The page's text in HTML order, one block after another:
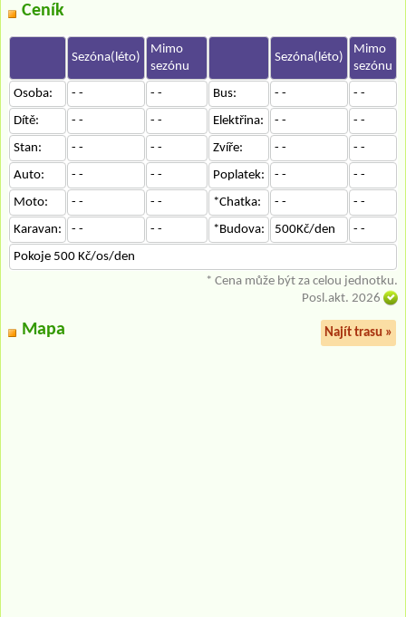
Ceník
Sezóna(léto)
Mimo
sezónu
Sezóna(léto)
Mimo
sezónu
Osoba:
- - - - Bus: - -
- -
Dítě:
- - - - Elektřina: - -
- -
Stan:
- - - - Zvíře: - -
- -
Auto:
- - - - Poplatek: - -
- -
Moto:
- - - - *Chatka: - -
- -
Karavan:
- - - - *Budova: 500Kč/den
- -
Pokoje 500 Kč/os/den
* Cena může být za celou jednotku.
Posl.akt. 2026
Mapa Najít trasu »